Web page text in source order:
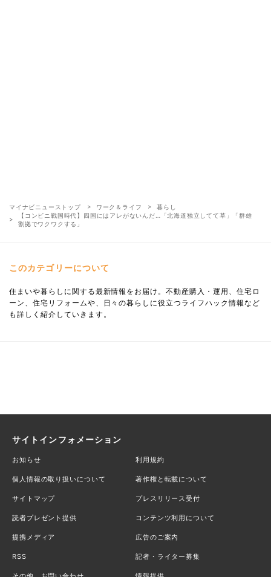
マイナビニューストップ ワーク＆ライフ
暮らし
【コンビニ戦国時代】四国にはアレがないんだ…「北海道独立してて草」「群雄
割拠でワクワクする」
このカテゴリーについて
住まいや暮らしに関する最新情報をお届け。不動産購入・運用、住宅ロ
ーン、住宅リフォームや、日々の暮らしに役立つライフハック情報など
も詳しく紹介していきます。
サイトインフォメーション
お知らせ 利用規約
個人情報の取り扱いについて 著作権と転載について
サイトマップ プレスリリース受付
読者プレゼント提供 コンテンツ利用について
提携メディア 広告のご案内
RSS 記者・ライター募集